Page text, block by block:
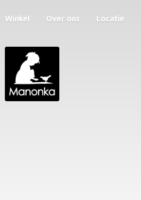
Winkel Over ons Locatie